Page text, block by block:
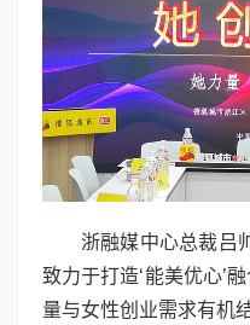
浙融媒中心总裁吕
致力于打造‘能美优心’
量与女性创业需求有机